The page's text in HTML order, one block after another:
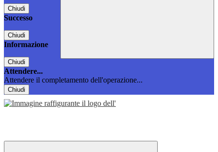
Chiudi
Successo
Chiudi
Informazione
Chiudi
Attendere...
Attendere il completamento dell'operazione...
Chiudi